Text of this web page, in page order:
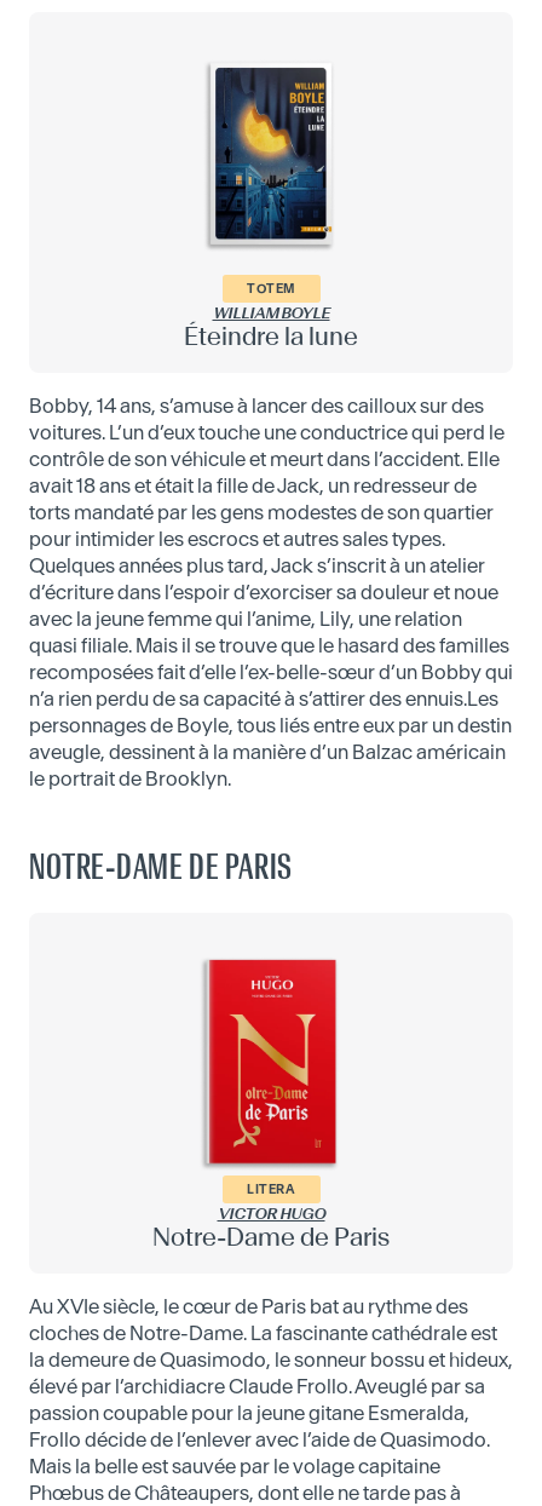
TOTEM
WILLIAM BOYLE
Éteindre la lune
Bobby, 14 ans, s’amuse à lancer des cailloux sur des
voitures. L’un d’eux touche une conductrice qui perd le
contrôle de son véhicule et meurt dans l’accident. Elle
avait 18 ans et était la fille de Jack, un redresseur de
torts mandaté par les gens modestes de son quartier
pour intimider les escrocs et autres sales types.
Quelques années plus tard, Jack s’inscrit à un atelier
d’écriture dans l’espoir d’exorciser sa douleur et noue
avec la jeune femme qui l’anime, Lily, une relation
quasi filiale. Mais il se trouve que le hasard des familles
recomposées fait d’elle l’ex-belle-sœur d’un Bobby qui
n’a rien perdu de sa capacité à s’attirer des ennuis.Les
personnages de Boyle, tous liés entre eux par un destin
aveugle, dessinent à la manière d’un Balzac américain
le portrait de Brooklyn.
NOTRE-DAME DE PARIS
LITERA
VICTOR HUGO
Notre-Dame de Paris
Au XVIe siècle, le cœur de Paris bat au rythme des
cloches de Notre-Dame. La fascinante cathédrale est
la demeure de Quasimodo, le sonneur bossu et hideux,
élevé par l’archidiacre Claude Frollo. Aveuglé par sa
passion coupable pour la jeune gitane Esmeralda,
Frollo décide de l’enlever avec l’aide de Quasimodo.
Mais la belle est sauvée par le volage capitaine
Phœbus de Châteaupers, dont elle ne tarde pas à